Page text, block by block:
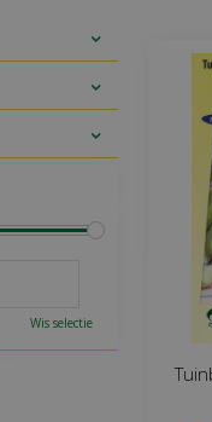
Wis selectie